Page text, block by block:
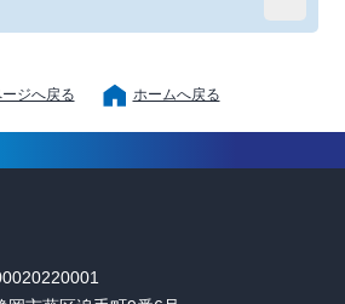
ジへ戻る ホームへ戻る